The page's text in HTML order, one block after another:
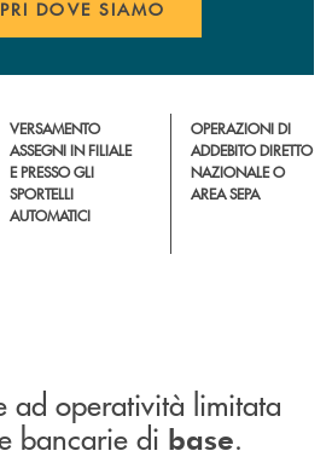
DOVE SIAMO
VERSAMENTO
ASSEGNI IN FILIALE
E PRESSO GLI
SPORTELLI
AUTOMATICI
OPERAZIONI DI
ADDEBITO DIRETTO
NAZIONALE O
AREA SEPA
ad operatività limitata
bancarie di base.